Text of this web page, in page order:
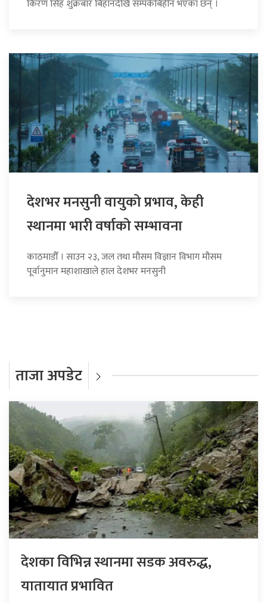
किरण सिंह शुक्रबार बिहानदेखि सम्पर्कबिहीन भएका छन् ।
देशभर मनसुनी वायुको प्रभाव, केही
स्थानमा भारी वर्षाको सम्भावना
काठमाडौँ । साउन २३, जल तथा मौसम विज्ञान विभाग मौसम
पूर्वानुमान महाशाखाले हाल देशभर मनसुनी
ताजा अपडेट
देशका विभिन्न स्थानमा सडक अवरुद्ध,
यातायात प्रभावित